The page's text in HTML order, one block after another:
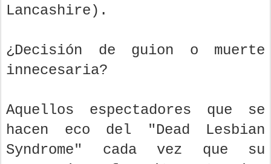
Lancashire).
¿Decisión de guion o muerte
innecesaria?
Aquellos espectadores que se
hacen eco del "Dead Lesbian
Syndrome" cada vez que su